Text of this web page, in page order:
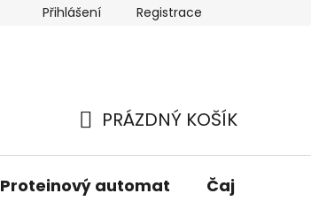
Přihlášení Registrace
KOŠÍK
PRÁZDNÝ KOŠÍK
Proteinový automat Čaj